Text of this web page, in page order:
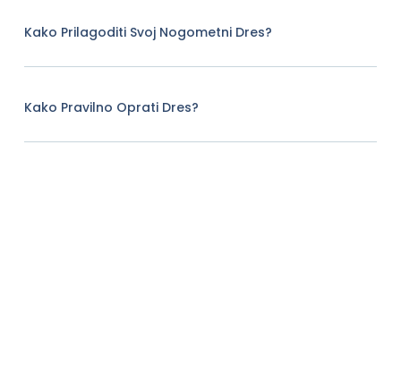
Kako Prilagoditi Svoj Nogometni Dres?
Kako Pravilno Oprati Dres?